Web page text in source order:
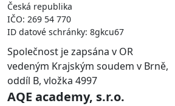
Česká republika
IČO: 269 54 770
ID datové schránky: 8gkcu67
Společnost je zapsána v OR
vedeným Krajským soudem v Brně,
oddíl B, vložka 4997
AQE academy, s.r.o.